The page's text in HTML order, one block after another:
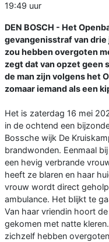
19:49 uur
DEN BOSCH - Het
gevangenisstraf van drie
zou hebben overgoten
zegt dat van opzet geen
de man zijn volgens het
zomaar iemand als een
Het is zaterdag 16 mei
in de ochtend een
Bossche wijk De
brandwonden. Eenmaal
een hevig verbrande
heeft ze blaren en haar
vrouw wordt direct
ambulance. Het blijkt te
Van haar vriendin hoort
gekomen met natte
zichzelf hebben